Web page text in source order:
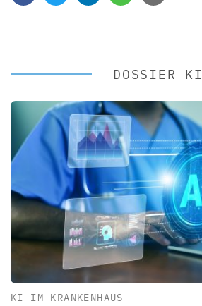
DOSSIER KI
KI IM KRANKENHAUS